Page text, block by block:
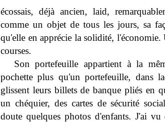
écossais, déjà ancien, laid,
comme un objet de tous les jours, sa
qu'elle en apprécie la solidité,
courses.
Son portefeuille appartient à la
pochette plus qu'un portefeuille, dans
glissent leurs billets de banque pliés en
un chéquier, des cartes de sécurité
doute quelques photos d'enfants. J'ai vu